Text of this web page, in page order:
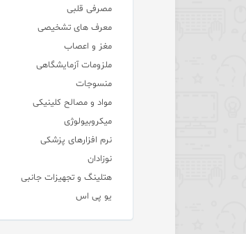
مصرفی قلبی
معرف های تشخیصی
مغز و اعصاب
ملزومات آزمایشگاهی
منسوجات
مواد و مصالح کلینیکی
میکروبیولوژی
نرم افزارهای پزشکی
نوزادان
هتلینگ و تجهیزات جانبی
یو پی اس